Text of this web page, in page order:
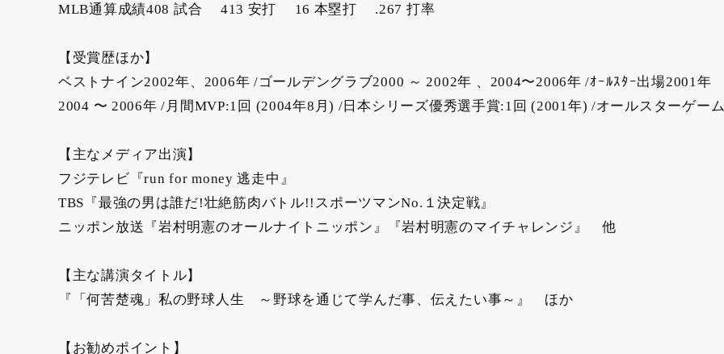
MLB通算成績408 試合 413 安打 16 本塁打 .267 打率
【受賞歴ほか】
ベストナイン2002年、2006年 /ゴールデングラブ2000 ～ 2002年 、2004〜2006年 /ｵｰﾙｽﾀｰ出場2001年
2004 〜 2006年 /月間MVP:1回 (2004年8月) /日本シリーズ優秀選手賞:1回 (2001年) /オールスターゲー
【主なメディア出演】
フジテレビ『run for money 逃走中』
TBS『最強の男は誰だ!壮絶筋肉バトル!!スポーツマンNo.１決定戦』
ニッポン放送『岩村明憲のオールナイトニッポン』『岩村明憲のマイチャレンジ』 他
【主な講演タイトル】
『「何苦楚魂」私の野球人生 ～野球を通じて学んだ事、伝えたい事～』 ほか
【お勧めポイント】